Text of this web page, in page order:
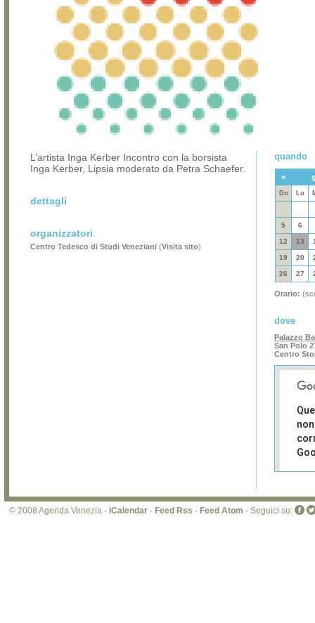
L’artista Inga Kerber Incontro con la borsista
Inga Kerber, Lipsia moderato da Petra Schaefer.
dettagli
organizzatori
Centro Tedesco di Studi Veneziani (Visita sito)
quando
«
Do Lu
5 6
12 13
19 20
26 27
Orario:
dove
Palazzo
San Polo
Centro
di
sito
© 2008 Agenda Venezia - iCalendar - Feed Rss - Feed Atom - Seguici su: